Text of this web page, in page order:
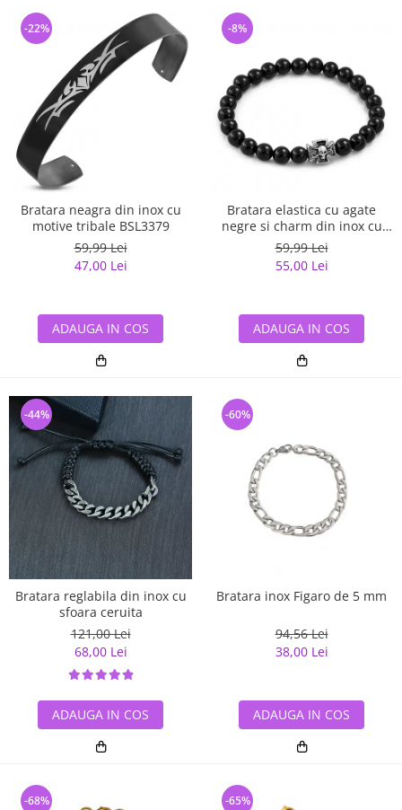
Bratara neagra din inox cu
motive tribale BSL3379
59,99 Lei
47,00 Lei
-22%
ADAUGA IN COS
Bratara elastica cu agate
negre si charm din inox cu
cruce si craniu
59,99 Lei
55,00 Lei
-8%
ADAUGA IN COS
Bratara reglabila din inox cu
sfoara ceruita
121,00 Lei
68,00 Lei
-44%
ADAUGA IN COS
Bratara inox Figaro de 5 mm
94,56 Lei
38,00 Lei
-60%
ADAUGA IN COS
-68% -65%